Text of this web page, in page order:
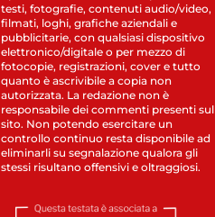
testi, fotografie, contenuti audio/video,
filmati, loghi, grafiche aziendali e
pubblicitarie, con qualsiasi dispositivo
elettronico/digitale o per mezzo di
fotocopie, registrazioni, cover e tutto
quanto è ascrivibile a copia non
autorizzata. La redazione non è
responsabile dei commenti presenti sul
sito. Non potendo esercitare un
controllo continuo resta disponibile ad
eliminarli su segnalazione qualora gli
stessi risultano offensivi e oltraggiosi.